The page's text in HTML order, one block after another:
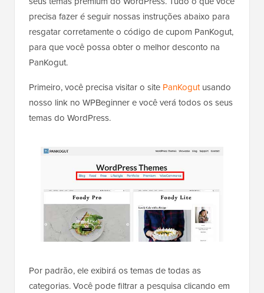
precisa fazer é seguir nossas instruções abaixo para
resgatar corretamente o código de cupom PanKogut,
para que você possa obter o melhor desconto na
PanKogut.
Primeiro, você precisa visitar o site PanKogutusando
nosso link no WPBeginner e você verá todos os seus
temas do WordPress.
Por padrão, ele exibirá os temas de todas as
categorias. Você pode filtrar a pesquisa clicando em